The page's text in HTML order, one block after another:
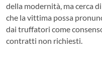
della modernità, ma cerca
che la vittima possa
dai truffatori come
contratti non richiesti.